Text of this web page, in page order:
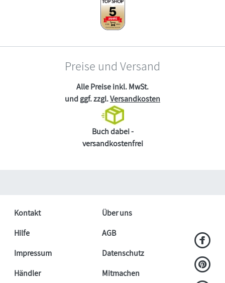
Preise und Versand
Alle Preise inkl. MwSt.
und ggf. zzgl.Versandkosten
Buch dabei -
versandkostenfrei
Kontakt
Über uns
Hilfe
AGB
Impressum
Datenschutz
Händler
Mitmachen